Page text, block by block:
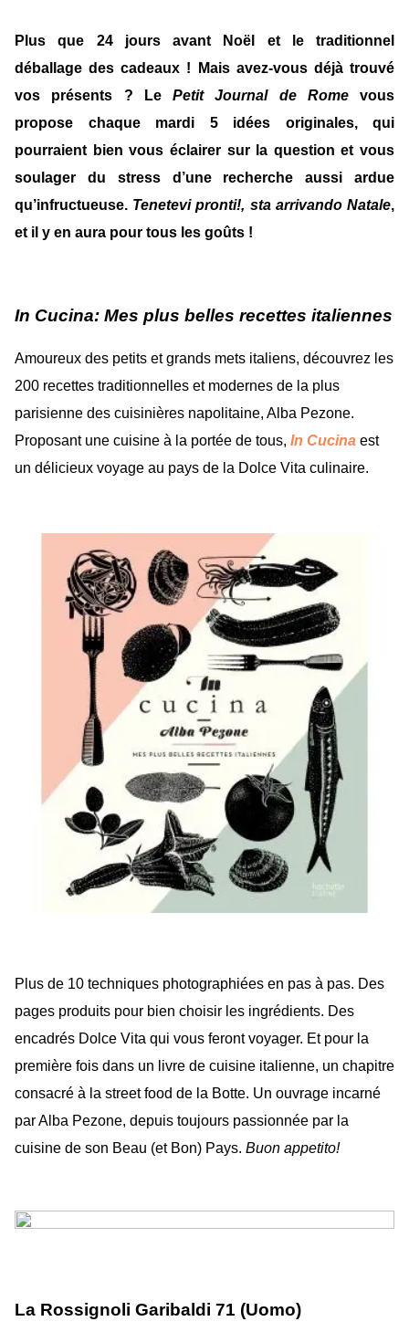
Plus que 24 jours avant Noël et le traditionnel
déballage des cadeaux ! Mais avez-vous déjà trouvé
vos présents ? Le Petit Journal de Romevous
propose chaque mardi 5 idées originales, qui
pourraient bien vous éclairer sur la question et vous
soulager du stress d’une recherche aussi ardue
qu’infructueuse. Tenetevi pronti!, sta arrivando Natale,
et il y en aura pour tous les goûts !
In Cucina: Mes plus belles recettes italiennes
Amoureux des petits et grands mets italiens, découvrez les
200 recettes traditionnelles et modernes de la plus
parisienne des cuisinières napolitaine, Alba Pezone.
Proposant une cuisine à la portée de tous, In Cucina est
un délicieux voyage au pays de la Dolce Vita culinaire.
Plus de 10 techniques photographiées en pas à pas. Des
pages produits pour bien choisir les ingrédients. Des
encadrés Dolce Vita qui vous feront voyager. Et pour la
première fois dans un livre de cuisine italienne, un chapitre
consacré à la street food de la Botte. Un ouvrage incarné
par Alba Pezone, depuis toujours passionnée par la
cuisine de son Beau (et Bon) Pays. Buon appetito!
La Rossignoli Garibaldi 71 (Uomo)